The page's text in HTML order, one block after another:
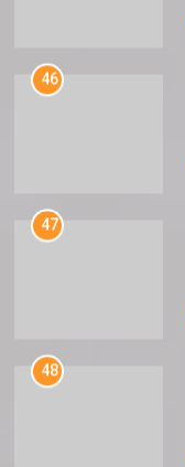
46
47
48